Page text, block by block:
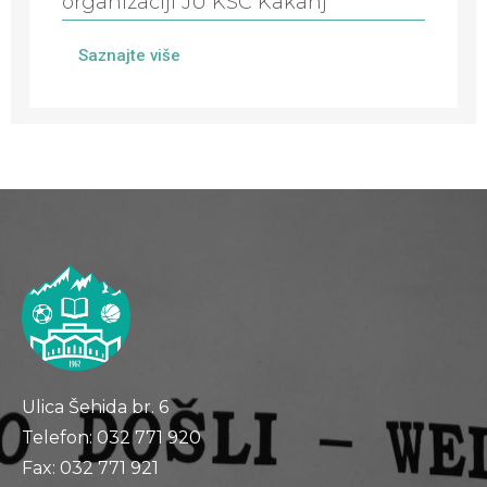
Saznajte više
Ulica Šehida br. 6
Telefon: 032 771 920
Fax: 032 771 921